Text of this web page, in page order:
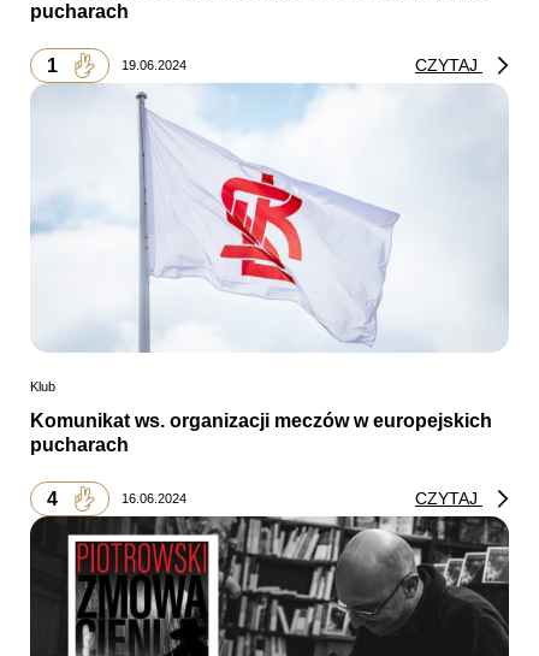
pucharach
1 19.06.2024 CZYTAJ
Klub
Komunikat ws. organizacji meczów w europejskich
pucharach
4 16.06.2024 CZYTAJ